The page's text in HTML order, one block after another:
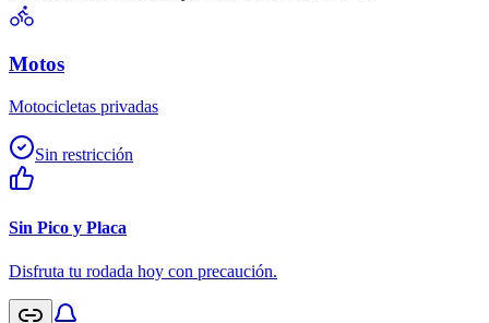
Motos
Motocicletas privadas
Sin restricción
Sin Pico y Placa
Disfruta tu rodada hoy con precaución.